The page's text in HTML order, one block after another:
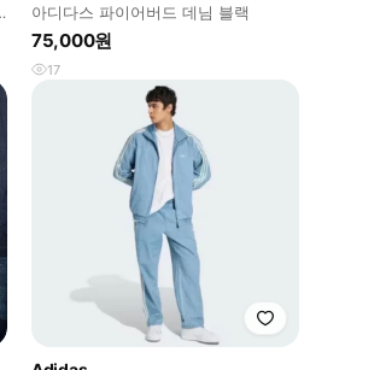
아디다스 파이어버드 데님 블랙
75,000원
17